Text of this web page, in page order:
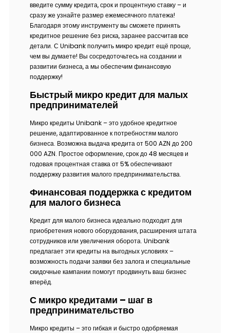
введите сумму кредита, срок и процентную ставку – и
сразу же узнайте размер ежемесячного платежа!
Благодаря этому инструменту вы сможете принять
кредитное решение без риска, заранее рассчитав все
детали. С Unibank получить микро кредит ещё проще,
чем вы думаете! Вы сосредоточьтесь на создании и
развитии бизнеса, а мы обеспечим финансовую
поддержку!
Быстрый микро кредит для малых
предпринимателей
Микро кредиты Unibank – это удобное кредитное
решение, адаптированное к потребностям малого
бизнеса. Возможна выдача кредита от 500 AZN до 200
000 AZN. Простое оформление, срок до 48 месяцев и
годовая процентная ставка от 5% обеспечивают
поддержку развития малого предпринимательства.
Финансовая поддержка с кредитом
для малого бизнеса
Кредит для малого бизнеса идеально подходит для
приобретения нового оборудования, расширения штата
сотрудников или увеличения оборота. Unibank
предлагает эти кредиты на выгодных условиях –
возможность подачи заявки без залога и специальные
скидочные кампании помогут продвинуть ваш бизнес
вперёд.
С микро кредитами – шаг в
предпринимательство
Микро кредиты – это гибкая и быстро одобряемая